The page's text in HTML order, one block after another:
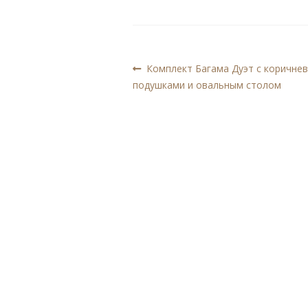
Навигация
по
Предыдущая
запись:
Комплект Багама Дуэт с
подушками и овальным столом